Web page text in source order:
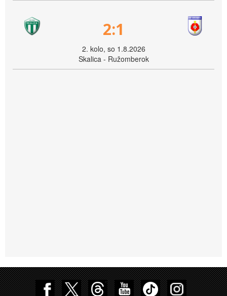
2:1
2. kolo, so 1.8.2026
Skalica - Ružomberok